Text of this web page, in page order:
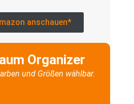
anschauen*
Organizer
und Größen wählbar.